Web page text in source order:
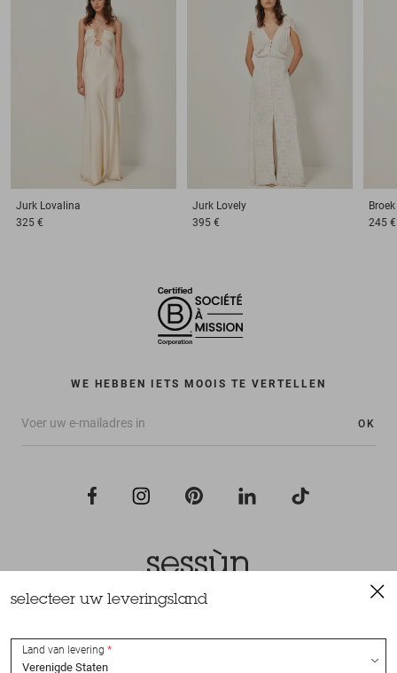
Jurk Lovalina
325 €
Jurk Lovely
395 €
Broek
245 €
WE HEBBEN IETS MOOIS TE VERTELLEN
OK
Alle rechten voorbehouden Sessùn 2022
selecteer uw leveringsland
Land van levering